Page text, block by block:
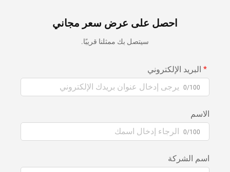
احصل على عرض سعر مجاني
سيتصل بك ممثلنا قريبًا.
البريد الإلكتروني
0/100
الاسم
0/100
اسم الشركة